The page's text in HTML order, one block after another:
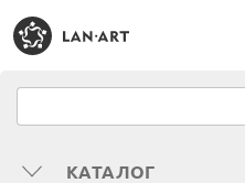
КАТАЛОГ